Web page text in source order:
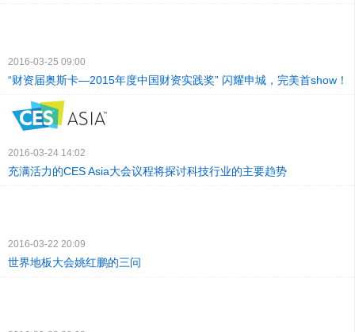
2016-03-25 09:00
“财资届奥斯卡—2015年度中国财资实践奖” 闪耀申城，完美首show！
2016-03-24 14:02
充满活力的CES Asia大会议程将探讨科技行业的主要趋势
2016-03-22 20:09
世界地板大会姚红鹏的三问